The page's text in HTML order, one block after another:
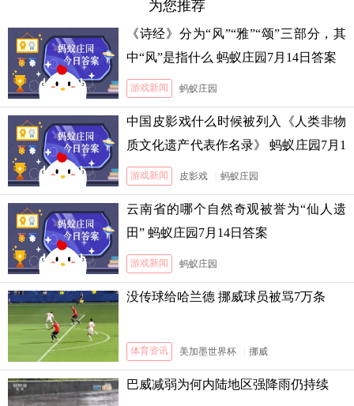
为您推荐
《诗经》分为“风”“雅”“颂”三部分，其
中“风”是指什么 蚂蚁庄园7月14日答案
游戏新闻 蚂蚁庄园
中国皮影戏什么时候被列入《人类非物
质文化遗产代表作名录》 蚂蚁庄园7月1
3日答案
游戏新闻 皮影戏 蚂蚁庄园
云南省的哪个自然奇观被誉为“仙人遗
田” 蚂蚁庄园7月14日答案
游戏新闻 蚂蚁庄园
没传球给哈兰德 挪威球员被骂7万条
体育资讯 美加墨世界杯 挪威
巴威减弱为何内陆地区强降雨仍持续